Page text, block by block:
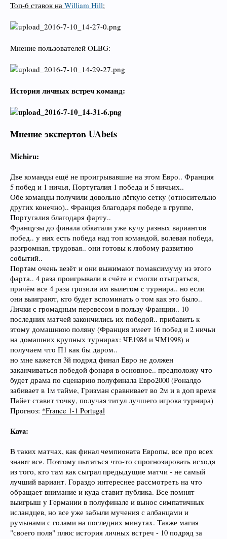
Топ-6 ставок на William Hill:
Мнение пользователей OLBG:
История личных встреч команд:
Мнение экcпертов UAbets
Michiru:
Две команды ещё не проигрывавшие на этом Евро.. Франция
5 побед и 1 ничья, Португалия 1 победа и 5 ничьих..
Обе команды получили довольно лёгкую сетку (относительно
других конечно).. Франция благодаря победе в группе,
Португалия благодаря фарту..
Французы до финала обкатали уже кучу разных вариантов
побед.. у них есть победа над топ командой, волевая победа,
разгромная, трудовая.. они готовы к любому развитию
событий..
Портам очень везёт и они выжимают помаксимуму из этого
фарта.. 4 раза проигрывали в счёте и смогли отыграться,
причём все 4 раза грозили им вылетом с турнира.. но если
они выиграют, кто будет вспоминать о том как это было..
Лички с громадным перевесом в пользу Франции.. 10
последних матчей закончились их победой.. прибавить к
этому домашнюю поляну (Франция имеет 16 побед и 2 ничьи
на домашних крупных турнирах: ЧЕ1984 и ЧМ1998) и
получаем что П1 как бы даром..
но мне кажется 3й подряд финал Евро не должен
заканчиваться победой фонаря в основное.. предположу что
будет драма по сценарию полуфинала Евро2000 (Роналдо
забивает в 1м тайме, Гризман сравнивает во 2м и в доп время
Пайет ставит точку, получая титул лучшего игрока турнира)
Прогноз: *France 1-1 Portugal
Kava:
В таких матчах, как финал чемпионата Европы, все про всех
знают все. Поэтому пытаться что-то спрогнозировать исходя
из того, кто там как сыграл предыдущие матчи - не самый
лучший вариант. Гораздо интереснее рассмотреть на что
обращает внимание и куда ставит публика. Все помнят
выигрыш у Германии в полуфинале и вынос симпатичных
исландцев, но все уже забыли мучения с албанцами и
румынами с голами на последних минутах. Также магия
"своего поля" плюс история личных встреч - 10 подряд за